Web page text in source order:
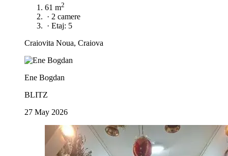
61 m2
· 2 camere
· Etaj: 5
Craiovita Noua, Craiova
Ene Bogdan
BLITZ
27 May 2026